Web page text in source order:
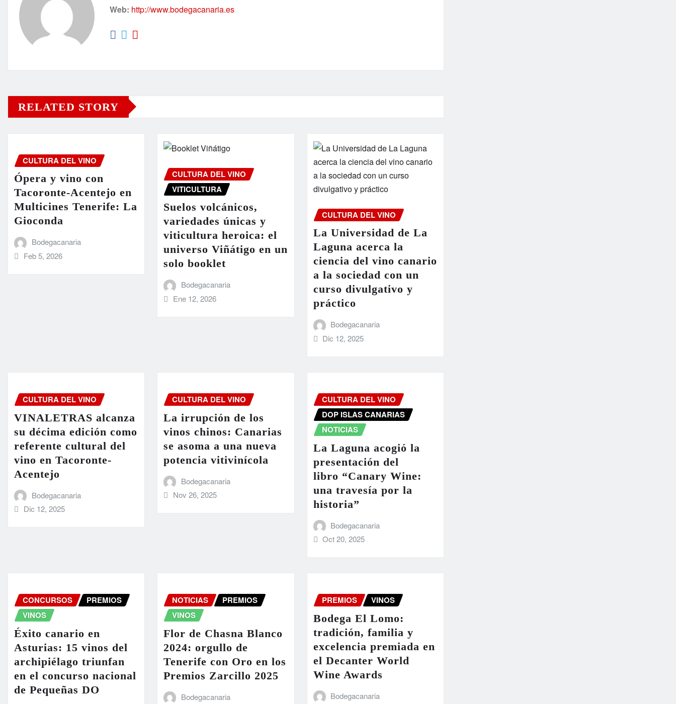
Web: http://www.bodegacanaria.es
RELATED STORY
CULTURA DEL VINO
Ópera y vino con
Tacoronte-Acentejo en
Multicines Tenerife: La
Gioconda
Bodegacanaria
Feb 5, 2026
CULTURA DEL VINO
VITICULTURA
Suelos volcánicos,
variedades únicas y
viticultura heroica: el
universo Viñátigo en un
solo booklet
Bodegacanaria
Ene 12, 2026
CULTURA DEL VINO
La Universidad de La
Laguna acerca la
ciencia del vino canario
a la sociedad con un
curso divulgativo y
práctico
Bodegacanaria
Dic 12, 2025
CULTURA DEL VINO
VINALETRAS alcanza
su décima edición como
referente cultural del
vino en Tacoronte-
Acentejo
Bodegacanaria
Dic 12, 2025
CULTURA DEL VINO
La irrupción de los
vinos chinos: Canarias
se asoma a una nueva
potencia vitivinícola
Bodegacanaria
Nov 26, 2025
CULTURA DEL VINO
DOP ISLAS CANARIAS
NOTICIAS
La Laguna acogió la
presentación del
libro “Canary Wine:
una travesía por la
historia”
Bodegacanaria
Oct 20, 2025
CONCURSOS
PREMIOS
VINOS
Éxito canario en
Asturias: 15 vinos del
archipiélago triunfan
en el concurso nacional
de Pequeñas DO
NOTICIAS
PREMIOS
VINOS
Flor de Chasna Blanco
2024: orgullo de
Tenerife con Oro en los
Premios Zarcillo 2025
Bodegacanaria
PREMIOS VINOS
Bodega El Lomo:
tradición, familia y
excelencia premiada en
el Decanter World
Wine Awards
Bodegacanaria